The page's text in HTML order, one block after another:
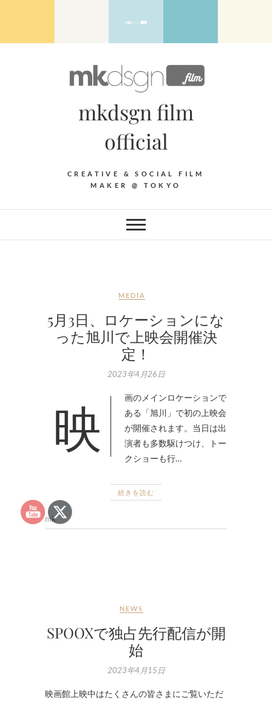
mkdsgn film
official
CREATIVE & SOCIAL FILM
MAKER @ TOKYO
MEDIA
5月3日、ロケーションにな
った旭川で上映会開催決
定！
2023年4月26日
映画のメインロケーションで
ある「旭川」で初の上映会
が開催されます。当日は出
演者も多数駆けつけ、トー
クショーも行…
続きを読む
mk
NEWS
SPOOXで独占先行配信が開
始
2023年4月15日
映画館上映中はたくさんの皆さまにご覧いただ